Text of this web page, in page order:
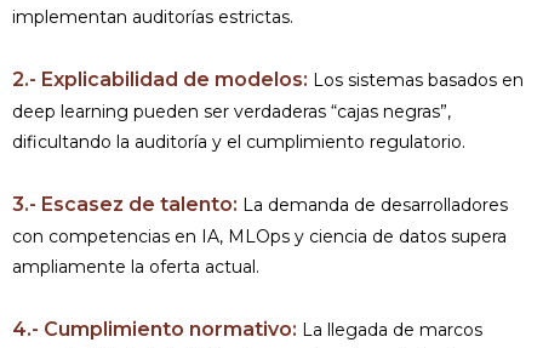
implementan auditorías estrictas.
2.- Explicabilidad de modelos: Los sistemas basados en
deep learning pueden ser verdaderas “cajas negras”,
dificultando la auditoría y el cumplimiento regulatorio.
3.- Escasez de talento: La demanda de desarrolladores
con competencias en IA, MLOps y ciencia de datos supera
ampliamente la oferta actual.
4.- Cumplimiento normativo: La llegada de marcos